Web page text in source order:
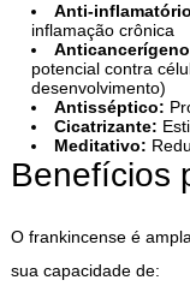
Anti-
inflamação crônica
potencial contra
desenvolvimento)
Antisséptico:
Cicatrizante:
Meditativo:
Benefícios
O frankincense é
sua capacidade de: